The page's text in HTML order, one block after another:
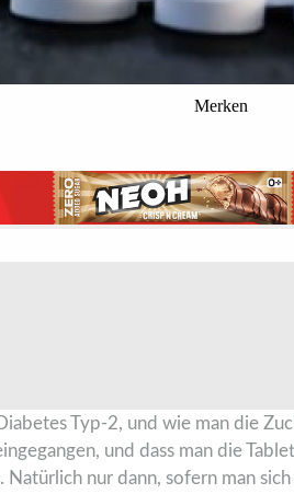
Merken
Typ-2, und wie man die
und dass man die
nur dann, sofern man